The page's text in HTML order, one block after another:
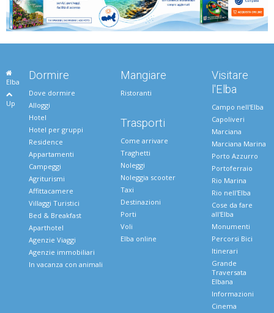
Elba
Up
Dormire
Dove dormire
Alloggi
Hotel
Hotel per gruppi
Residence
Appartamenti
Campeggi
Agriturismi
Affittacamere
Villaggi Turistici
Bed & Breakfast
Aparthotel
Agenzie Viaggi
Agenzie immobiliari
In vacanza con animali
Mangiare
Ristoranti
Trasporti
Come arrivare
Traghetti
Noleggi
Noleggia scooter
Taxi
Destinazioni
Porti
Voli
Elba online
Visitare
l'Elba
Campo nell'Elba
Capoliveri
Marciana
Marciana Marina
Porto Azzurro
Portoferraio
Rio Marina
Rio nell'Elba
Cose da fare
all'Elba
Monumenti
Percorsi Bici
Itinerari
Grande
Traversata
Elbana
Informazioni
Cinema